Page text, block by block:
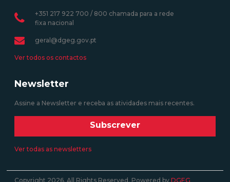
+351 217 922 700 / 800 chamada para a rede
fixa nacional
geral@dgeg.gov.pt
Ver todos os contactos
Newsletter
Assine a Newsletter e receba as atividades mais recentes.
Subscrever
Ver todas as newsletters
Copyright 2026. All Rights Reserved. Powered byDGEG